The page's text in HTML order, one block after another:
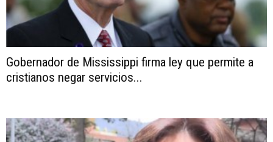
Gobernador de Mississippi firma ley que permite a
cristianos negar servicios...